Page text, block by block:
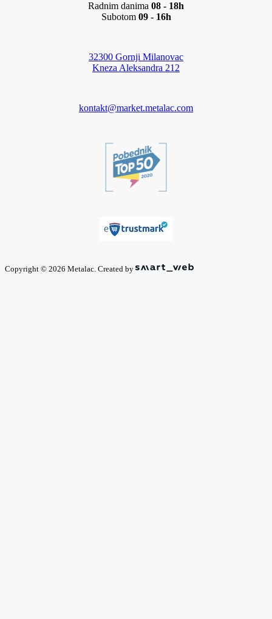
Radnim danima 08 - 18h
Subotom 09 - 16h
32300 Gornji Milanovac
Kneza Aleksandra 212
kontakt@market.metalac.com
Copyright © 2026 Metalac. Created by